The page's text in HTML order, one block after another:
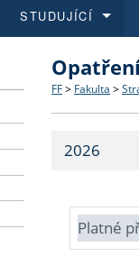
Struktura
Strategie
Fakultní
Co
Učitelské
STUDUJÍCÍ
O vědě a
Aktuální
FF > Fakulta >
2026
Platné